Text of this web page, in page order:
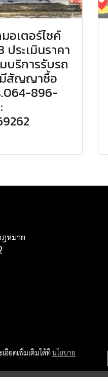
อเตอร์ไซค์
ประเมินราคา
บริการรับรถ
สัญญาซื้อ
.064-896-
หมาย
อียดเพิ่มเติมได้ที่นโยบาย